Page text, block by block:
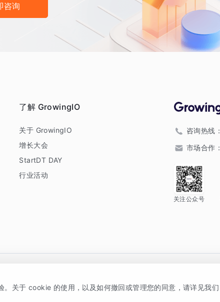
咨询
了解 GrowingIO
关于 GrowingIO
增长大会
StartDT DAY
行业活动
咨询热线：
市场合作：
关注公众号
关于 cookie 的使用，以及如何撤回或管理您的同意，请详见我们